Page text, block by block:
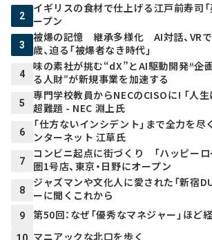
2
イギリスの食材で仕上げる江戸前寿司
ープン
3
被爆の記憶 継承多様化 AI対話、VR
歳、迫る「被爆者なき時代」
4
味の素社が挑む“dX”とAI駆動開発――“企
る人財”が新規事業を加速する
5
専門学校教員からNECのCISOに! 「人生
超難題 - NEC 淵上氏
6
「仕方ないインシデント」まで全力を
ンターネット 江草氏
7
コンビニ起点に街づくり 「ハッピーロ
圏1号店、東京・日野にオープン
8
ジャズマンや文化人に愛された「新宿
ーに聞くこれから
9 第50回：なぜ「優秀なマネジャー」ほど
マニアックな北口を歩く